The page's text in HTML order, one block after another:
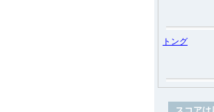
トング